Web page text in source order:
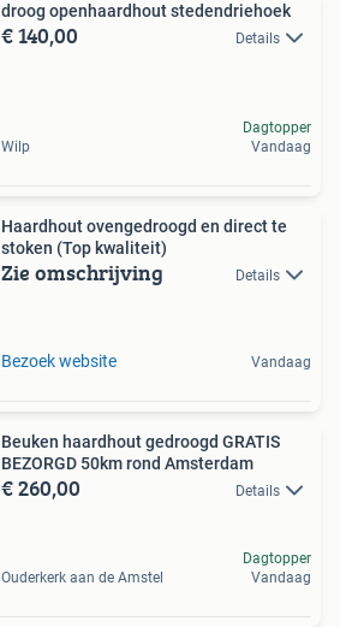
droog openhaardhout stedendriehoek
€ 140,00 Details
Wilp
Dagtopper
Vandaag
Haardhout ovengedroogd en direct te
stoken (Top kwaliteit)
Zie omschrijving Details
Bezoek website Vandaag
Beuken haardhout gedroogd GRATIS
BEZORGD 50km rond Amsterdam
€ 260,00 Details
Ouderkerk aan de Amstel
Dagtopper
Vandaag